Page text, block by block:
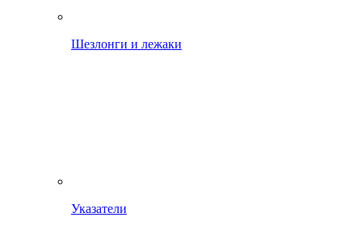
Шезлонги и лежаки
Указатели